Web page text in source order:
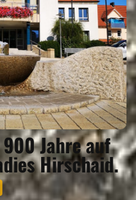
Jahre auf
Hirschaid.